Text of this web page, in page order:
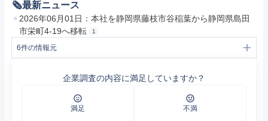
🗞最新ニュース
2026年06月01日：本社を静岡県藤枝市谷稲葉から静岡県島田
市栄町4-19へ移転
1
6件の情報元
事業案内｜株式会社ロジテムツムラ
株式会社ロジテムツムラ
運送倉庫事業｜株式会社ロジテムツムラ
企業調査の内容に満足していますか？
満足 不満